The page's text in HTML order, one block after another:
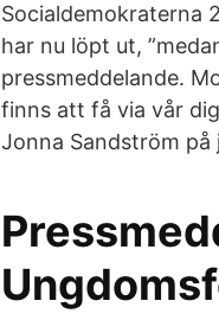
Socialdemokraterna
har nu löpt ut,
pressmeddelande.
finns att få via vår
Jonna Sandström på